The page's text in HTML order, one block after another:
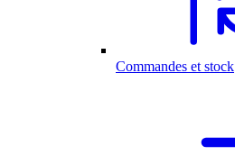
Commandes et stock